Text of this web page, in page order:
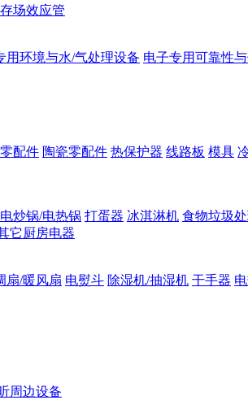
场效应管
用环境与水/气处理设备 电子专用可靠性
配件 陶瓷零配件 热保护器 线路板 模具
电炒锅/电热锅 打蛋器 冰淇淋机 食物垃圾
它厨房电器
扇/暖风扇 电熨斗 除湿机/抽湿机 干手器
周边设备